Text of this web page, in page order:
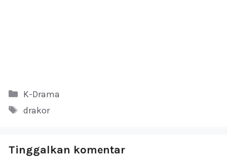
Kategori
K-Drama
Tag
drakor
Tinggalkan komentar